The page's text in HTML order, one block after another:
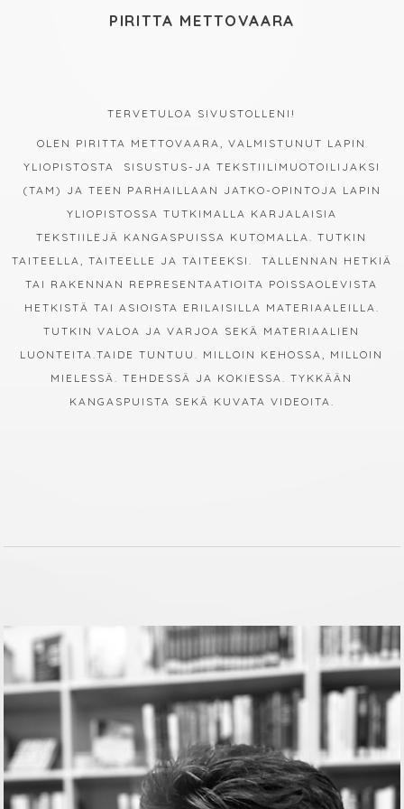
PIRITTA METTOVAARA
TERVETULOA SIVUSTOLLENI!
OLEN PIRITTA METTOVAARA, VALMISTUNUT LAPIN
YLIOPISTOSTA SISUSTUS-JA TEKSTIILIMUOTOILIJAKSI
(TAM) JA TEEN PARHAILLAAN JATKO-OPINTOJA LAPIN
YLIOPISTOSSA TUTKIMALLA KARJALAISIA
TEKSTIILEJÄ KANGASPUISSA KUTOMALLA. TUTKIN
TAITEELLA, TAITEELLE JA TAITEEKSI. TALLENNAN HETKIÄ
TAI RAKENNAN REPRESENTAATIOITA POISSAOLEVISTA
HETKISTÄ TAI ASIOISTA ERILAISILLA MATERIAALEILLA.
TUTKIN VALOA JA VARJOA SEKÄ MATERIAALIEN
LUONTEITA.TAIDE TUNTUU. MILLOIN KEHOSSA, MILLOIN
MIELESSÄ. TEHDESSÄ JA KOKIESSA. TYKKÄÄN
KANGASPUISTA SEKÄ KUVATA VIDEOITA.